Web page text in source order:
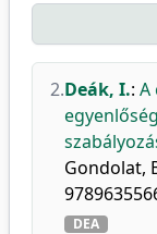
2.Deák, I.: A
Gondolat,
DEA